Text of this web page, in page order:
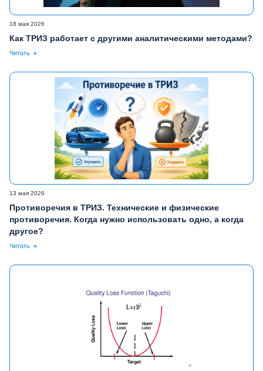
18 мая 2026
Как ТРИЗ работает с другими аналитическими методами?
Читать
13 мая 2026
Противоречия в ТРИЗ. Технические и физические
противоречия. Когда нужно использовать одно, а когда
другое?
Читать